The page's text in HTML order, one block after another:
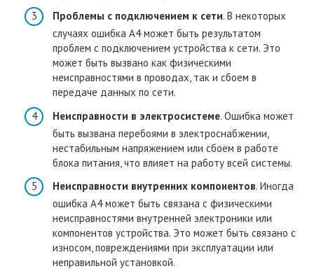
Проблемы с подключением к сети. В некоторых
случаях ошибка A4 может быть результатом
проблем с подключением устройства к сети. Это
может быть вызвано как физическими
неисправностями в проводах, так и сбоем в
передаче данных по сети.
Неисправности в электросистеме. Ошибка может
быть вызвана перебоями в электроснабжении,
нестабильным напряжением или сбоем в работе
блока питания, что влияет на работу всей системы.
Неисправности внутренних компонентов. Иногда
ошибка A4 может быть связана с физическими
неисправностями внутренней электроники или
компонентов устройства. Это может быть связано с
износом, повреждениями при эксплуатации или
неправильной установкой.